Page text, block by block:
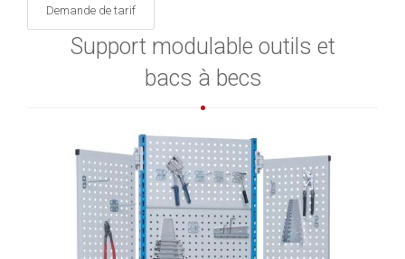
Demande de tarif
Support modulable outils et
bacs à becs